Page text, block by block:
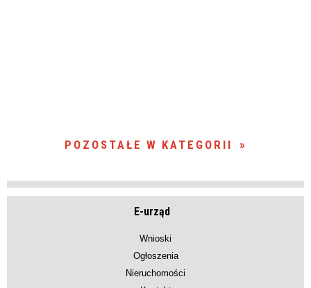
POZOSTAŁE W KATEGORII
E-urząd
Wnioski
Ogłoszenia
Nieruchomości